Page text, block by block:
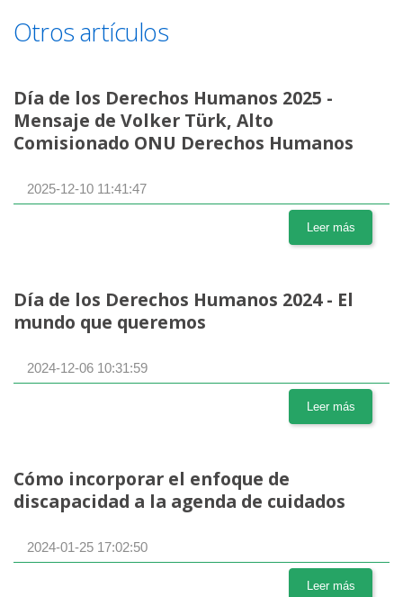
Otros artículos
Día de los Derechos Humanos 2025 -
Mensaje de Volker Türk, Alto
Comisionado ONU Derechos Humanos
2025-12-10 11:41:47
Leer más
Día de los Derechos Humanos 2024 - El
mundo que queremos
2024-12-06 10:31:59
Leer más
Cómo incorporar el enfoque de
discapacidad a la agenda de cuidados
2024-01-25 17:02:50
Leer más